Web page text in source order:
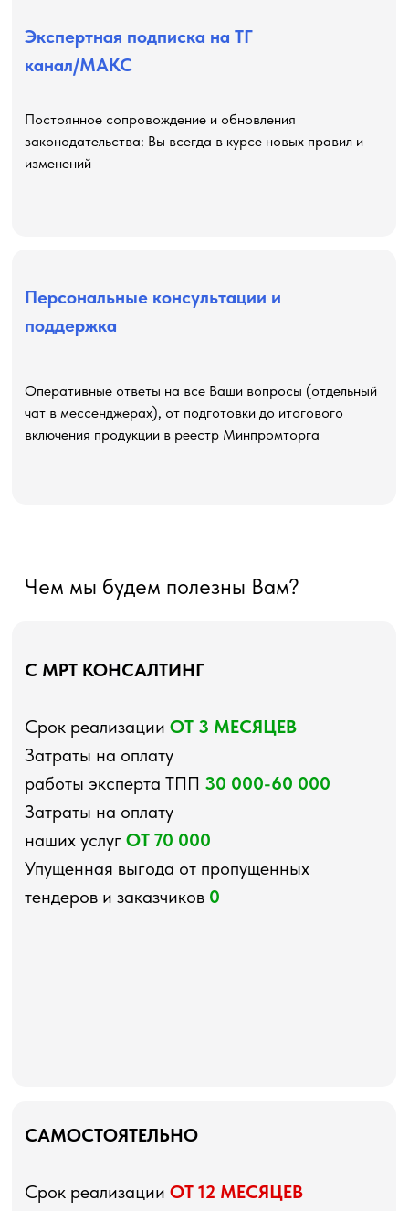
Оперативные ответы на все Ваши вопросы (отдельный
чат в мессенджерах), от подготовки до итогового
включения продукции в реестр Минпромторга
Персональные консультации и
поддержка
Экспертная подписка на ТГ
канал/МАКС
Постоянное сопровождение и обновления
законодательства: Вы всегда в курсе новых правил и
изменений
Чем мы будем полезны Вам?
С МРТ КОНСАЛТИНГ
Срок реализации ОТ 3 МЕСЯЦЕВ
Затраты на оплату
работы эксперта ТПП 30 000-60 000
Затраты на оплату
наших услуг ОТ 70 000
Упущенная выгода от пропущенных
тендеров и заказчиков 0
САМОСТОЯТЕЛЬНО
Срок реализации ОТ 12 МЕСЯЦЕВ